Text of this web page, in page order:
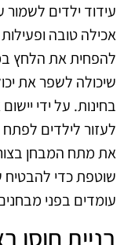
עידוד ילדים
אכילה טובה
להפחית את הלחץ
שיכולה לשפר את
בחינות. על ידי
לעזור לילדים
את מתח המבחן
שוטפת כדי להבטיח
עומדים בפני
בניית